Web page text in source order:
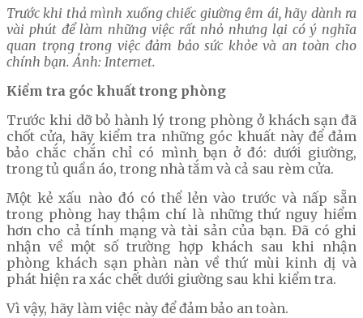
Trước khi thả mình xuống chiếc giường êm ái, hãy dành ra
vài phút để làm những việc rất nhỏ nhưng lại có ý nghĩa
quan trọng trong việc đảm bảo sức khỏe và an toàn cho
chính bạn. Ảnh: Internet.
Kiểm tra góc khuất trong phòng
Trước khi dỡ bỏ hành lý trong phòng ở khách sạn đã
chốt cửa, hãy kiểm tra những góc khuất này để đảm
bảo chắc chắn chỉ có mình bạn ở đó: dưới giường,
trong tủ quần áo, trong nhà tắm và cả sau rèm cửa.
Một kẻ xấu nào đó có thể lẻn vào trước và nấp sẵn
trong phòng hay thậm chí là những thứ nguy hiểm
hơn cho cả tính mạng và tài sản của bạn. Đã có ghi
nhận về một số trường hợp khách sau khi nhận
phòng khách sạn phàn nàn về thứ mùi kinh dị và
phát hiện ra xác chết dưới giường sau khi kiểm tra.
Vì vậy, hãy làm việc này để đảm bảo an toàn.